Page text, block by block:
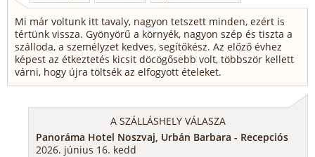
Mi már voltunk itt tavaly, nagyon tetszett minden, ezért is
tértünk vissza. Gyönyörű a környék, nagyon szép és tiszta a
szálloda, a személyzet kedves, segítőkész. Az előző évhez
képest az étkeztetés kicsit döcögősebb volt, többször kellett
várni, hogy újra töltsék az elfogyott ételeket.
A SZÁLLÁSHELY VÁLASZA
Panoráma Hotel Noszvaj, Urbán Barbara - Recepciós
2026. június 16. kedd